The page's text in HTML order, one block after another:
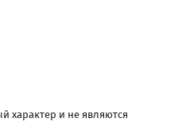
характер и не являются